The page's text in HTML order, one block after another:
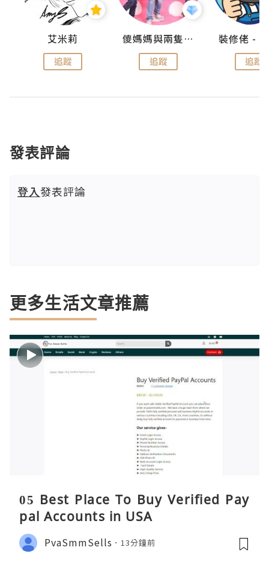
艾米莉
追蹤
儍媽媽與兩隻小魔怪之家
追蹤 追蹤
發表評論
登入發表評論
更多生活文章推薦
05 Best Place To Buy Verified Pay
pal Accounts in USA
PvaSmmSells 13分鐘前